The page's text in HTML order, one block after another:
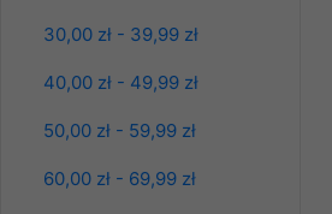
30,00 zł - 39,99 zł
40,00 zł - 49,99 zł
50,00 zł - 59,99 zł
60,00 zł - 69,99 zł